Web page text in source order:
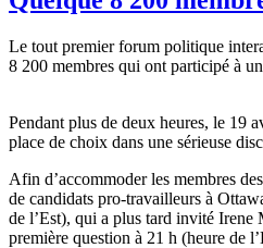
Le tout premier forum politique
8 200 membres qui ont participé à
Pendant plus de deux heures, le 19
place de choix dans une sérieuse
Afin d’accommoder les membres
de candidats pro-travailleurs à
de l’Est), qui a plus tard invité Irene
première question à 21 h (heure de